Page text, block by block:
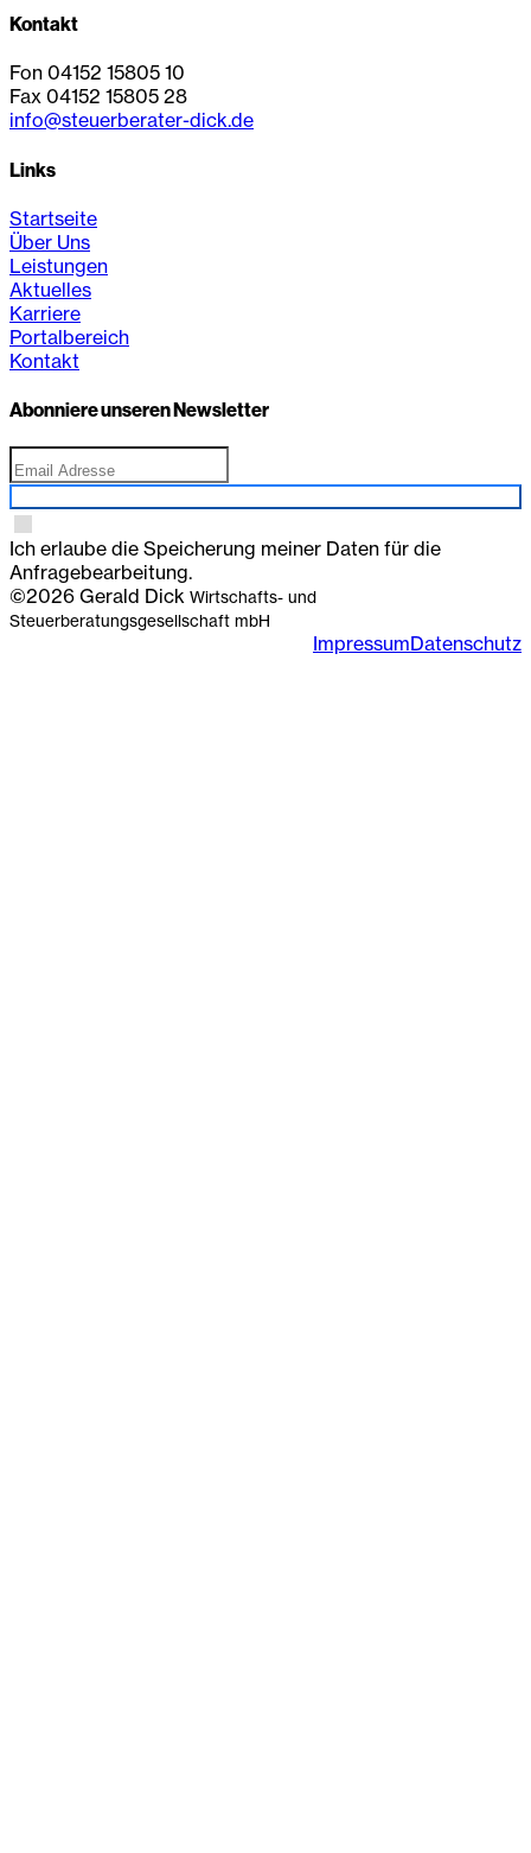
Kontakt
Fon 04152 15805 10
Fax 04152 15805 28
info@steuerberater-dick.de
Links
Startseite
Über Uns
Leistungen
Aktuelles
Karriere
Portalbereich
Kontakt
Abonniere unseren Newsletter
Ich erlaube die Speicherung meiner Daten für die
Anfragebearbeitung.
©2026 Gerald Dick Wirtschafts- und
Steuerberatungsgesellschaft mbH
ImpressumDatenschutz